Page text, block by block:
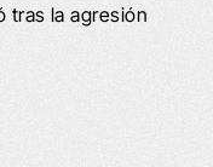
tras la agresión